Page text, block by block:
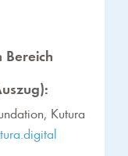
Kutura